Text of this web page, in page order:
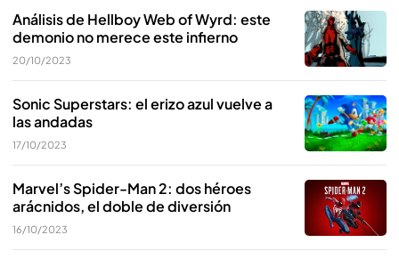
Análisis de Hellboy Web of Wyrd: este
demonio no merece este infierno
20/10/2023
Sonic Superstars: el erizo azul vuelve a
las andadas
17/10/2023
Marvel’s Spider-Man 2: dos héroes
arácnidos, el doble de diversión
16/10/2023